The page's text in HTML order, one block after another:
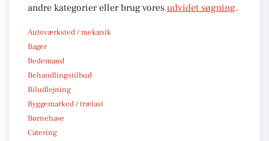
andre kategorier eller brug vores udvidet søgning.
Autoværksted / mekanik
Bager
Bedemand
Behandlingstilbud
Biludlejning
Byggemarked / trælast
Børnehave
Catering